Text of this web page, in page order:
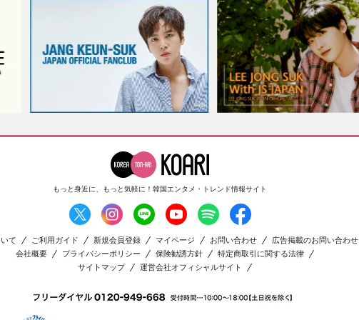
もっと身近に、もっと気軽に！ 韓国エンタメ・トレンド情報サイト
て ご利用ガイド 新規会員登録 マイページ お問い合わせ
広告掲載のお問い合わせ
会社概要
プライバシーポリシー 保険勧誘方針
特定商取引に関する法律
サイトマップ
運営会社オフィシャルサイト